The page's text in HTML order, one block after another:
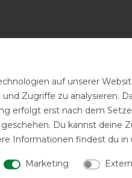
-10%
auf unserer
Zugriffe zu analysieren.
erfolgt erst nach dem
Du kannst deine
Informationen findest du in
Marketing